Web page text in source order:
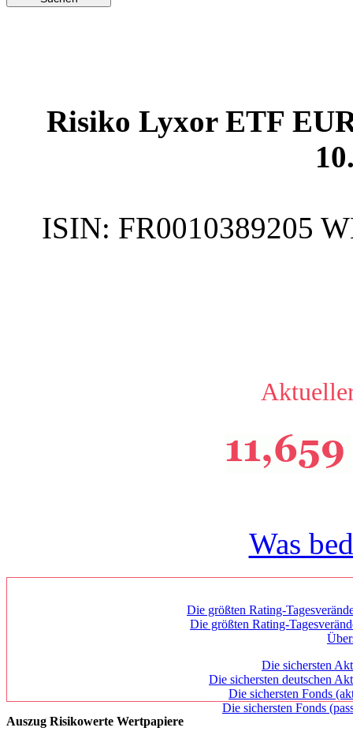
Risiko Lyxor ETF
ISIN: FR0010389205
Was
Die größten Rating-
Die größten Rating-
Die sichersten
Die sichersten deutschen
Die sichersten Fonds
Die sichersten Fonds
Auszug Risikowerte Wertpapiere